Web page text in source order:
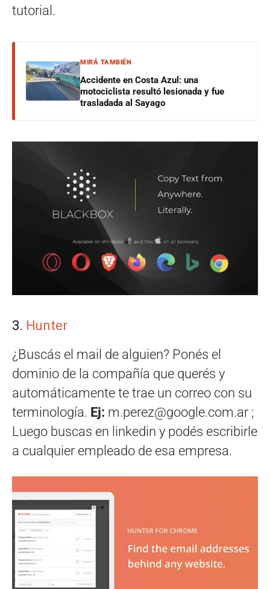
tutorial.
MIRÁ TAMBIÉN
Accidente en Costa Azul: una
motociclista resultó lesionada y fue
trasladada al Sayago
3. Hunter
¿Buscás el mail de alguien? Ponés el
dominio de la compañía que querés y
automáticamente te trae un correo con su
terminología. Ej: m.perez@google.com.ar ;
Luego buscas en linkedin y podés escribirle
a cualquier empleado de esa empresa.